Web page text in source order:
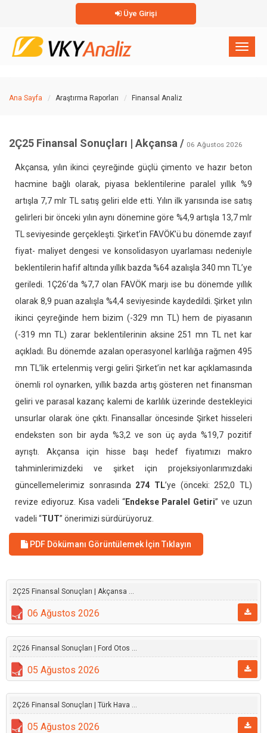
Üye Girişi
×
Ana Sayfa Araştırma Raporları Finansal Analiz
2Ç25 Finansal Sonuçları | Akçansa / 06 Ağustos 2026
Akçansa, yılın ikinci çeyreğinde güçlü çimento ve hazır beton
hacmine bağlı olarak, piyasa beklentilerine paralel yıllık %9
artışla 7,7 mlr TL satış geliri elde etti. Yılın ilk yarısında ise satış
gelirleri bir önceki yılın aynı dönemine göre %4,9 artışla 13,7 mlr
TL seviyesinde gerçekleşti. Şirket’in FAVÖK’ü bu dönemde zayıf
fiyat- maliyet dengesi ve konsolidasyon uyarlaması nedeniyle
beklentilerin hafif altında yıllık bazda %64 azalışla 340 mn TL’ye
geriledi. 1Ç26’da %7,7 olan FAVÖK marjı ise bu dönemde yıllık
olarak 8,9 puan azalışla %4,4 seviyesinde kaydedildi. Şirket yılın
ikinci çeyreğinde hem bizim (-329 mn TL) hem de piyasanın
(-319 mn TL) zarar beklentilerinin aksine 251 mn TL net kar
açıkladı. Bu dönemde azalan operasyonel karlılığa rağmen 495
mn TL’lik ertelenmiş vergi geliri Şirket’in net kar açıklamasında
önemli rol oynarken, yıllık bazda artış gösteren net finansman
geliri ve parasal kazanç kalemi de karlılık üzerinde destekleyici
unsurlar olarak öne çıktı. Finansallar öncesinde Şirket hisseleri
endeksten son bir ayda %3,2 ve son üç ayda %19,7 pozitif
ayrıştı. Akçansa için hisse başı hedef fiyatımızı makro
tahminlerimizdeki ve şirket için projeksiyonlarımızdaki
güncellemelerimiz sonrasında 274 TL’ye (önceki: 252,0 TL)
revize ediyoruz. Kısa vadeli “Endekse Paralel Getiri” ve uzun
vadeli “TUT” önerimizi sürdürüyoruz.
PDF Dökümanı Görüntülemek İçin Tıklayın
2Ç25 Finansal Sonuçları | Akçansa ...
06 Ağustos 2026
2Ç26 Finansal Sonuçları | Ford Otos ...
05 Ağustos 2026
2Ç26 Finansal Sonuçları | Türk Hava ...
05 Ağustos 2026